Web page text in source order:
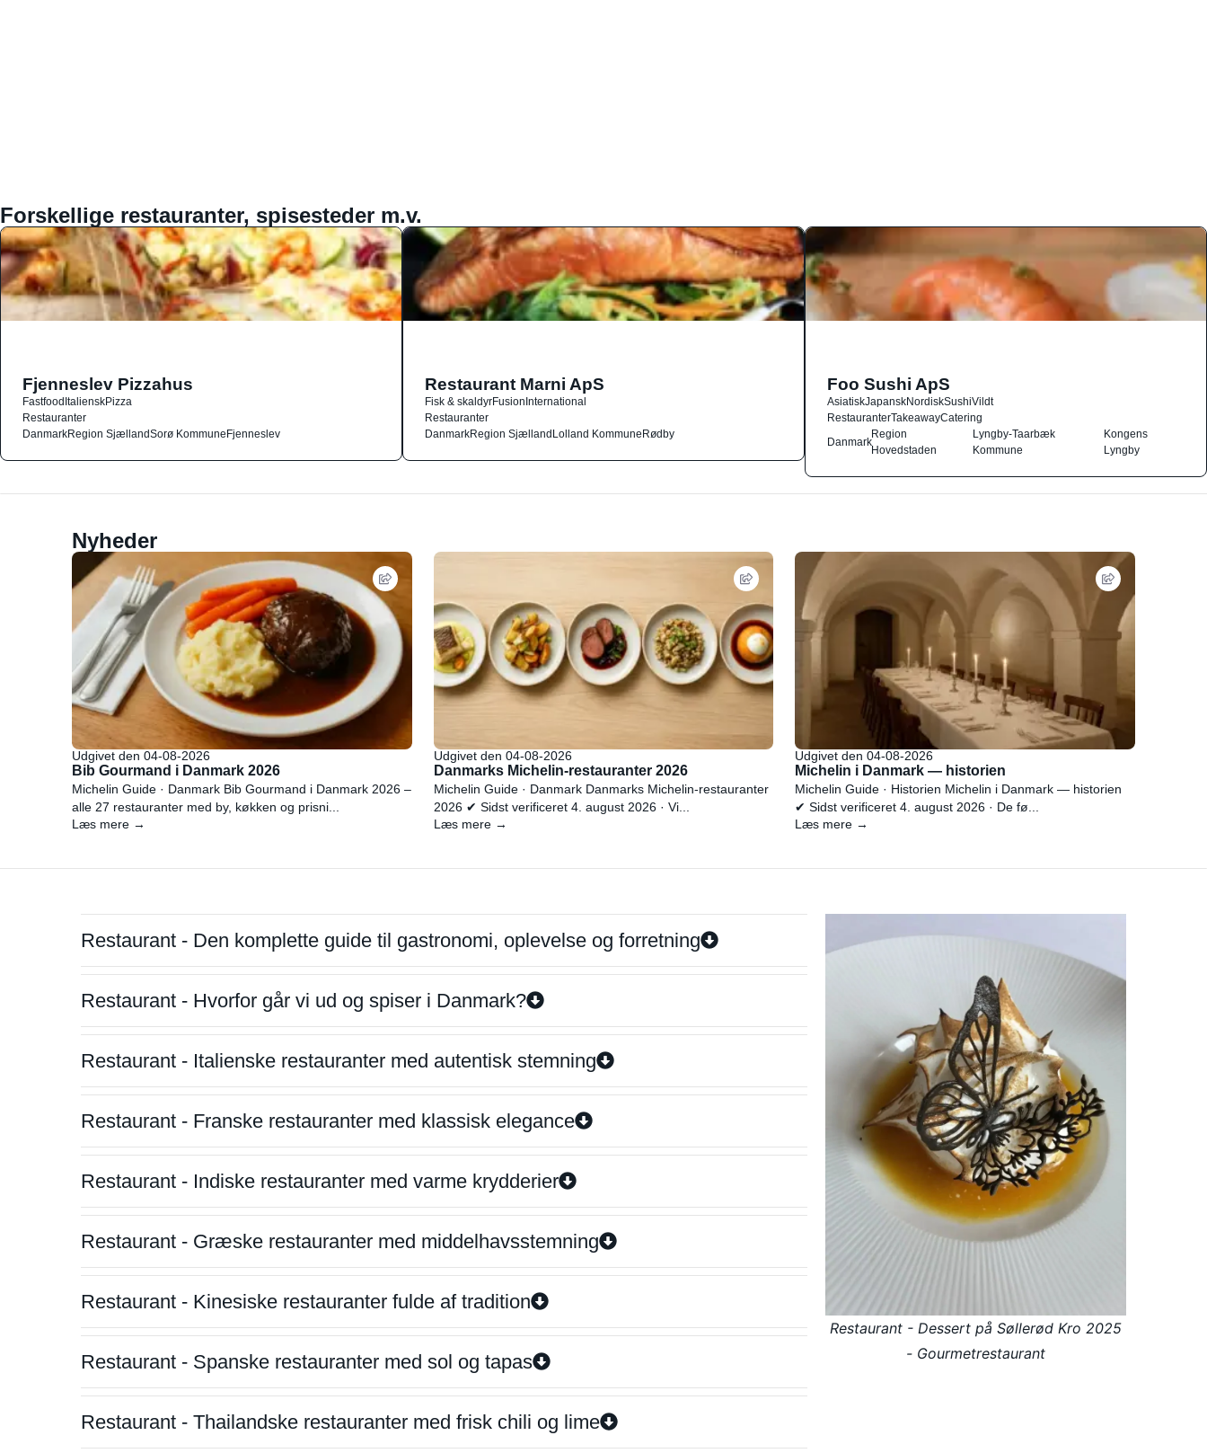
Forskellige restauranter, spisesteder m.v.
Fjenneslev Pizzahus
FastfoodItalienskPizza
Restauranter
DanmarkRegion SjællandSorø KommuneFjenneslev
Restaurant Marni ApS
Fisk & skaldyrFusionInternational
Restauranter
DanmarkRegion SjællandLolland KommuneRødby
Foo Sushi ApS
AsiatiskJapanskNordiskSushiVildt
RestauranterTakeawayCatering
Danmark
Region
Hovedstaden
Lyngby-Taarbæk
Kommune
Kongens
Lyngby
Nyheder
Udgivet den 04-08-2026
Bib Gourmand i Danmark 2026
Michelin Guide · Danmark Bib Gourmand i Danmark 2026 –
alle 27 restauranter med by, køkken og prisni...
Læs mere →
Udgivet den 04-08-2026
Danmarks Michelin-restauranter 2026
Michelin Guide · Danmark Danmarks Michelin-restauranter
2026 ✔ Sidst verificeret 4. august 2026 · Vi...
Læs mere →
Udgivet den 04-08-2026
Michelin i Danmark — historien
Michelin Guide · Historien Michelin i Danmark — historien
✔ Sidst verificeret 4. august 2026 · De fø...
Læs mere →
Restaurant - Den komplette guide til gastronomi, oplevelse og forretning
Restaurant - Hvorfor går vi ud og spiser i Danmark?
Restaurant - Italienske restauranter med autentisk stemning
Restaurant - Franske restauranter med klassisk elegance
Restaurant - Indiske restauranter med varme krydderier
Restaurant - Græske restauranter med middelhavsstemning
Restaurant - Kinesiske restauranter fulde af tradition
Restaurant - Spanske restauranter med sol og tapas
Restaurant - Thailandske restauranter med frisk chili og lime
Restaurant - Dessert på Søllerød Kro 2025
- Gourmetrestaurant